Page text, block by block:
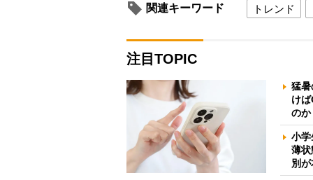
関連キーワード トレンド
注目TOPIC
猛
け
のか
小
薄
別